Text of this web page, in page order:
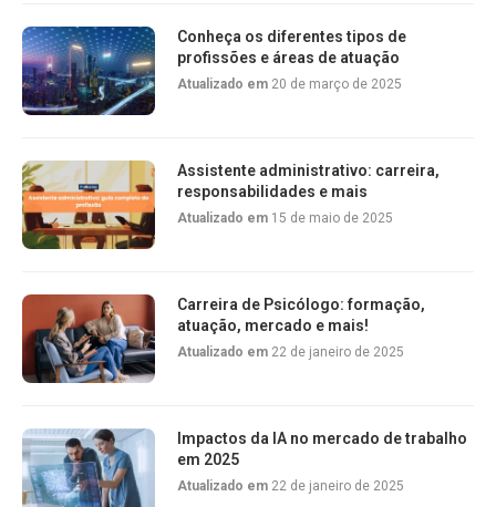
Conheça os diferentes tipos de
profissões e áreas de atuação
Atualizado em 20 de março de 2025
Assistente administrativo: carreira,
responsabilidades e mais
Atualizado em 15 de maio de 2025
Carreira de Psicólogo: formação,
atuação, mercado e mais!
Atualizado em 22 de janeiro de 2025
Impactos da IA no mercado de trabalho
em 2025
Atualizado em 22 de janeiro de 2025